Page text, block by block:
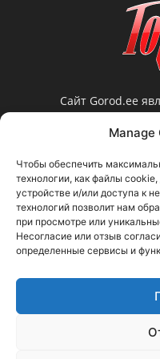
Manage
Чтобы обеспечить
технологии, как файлы
устройстве и/или доступа к
технологий позволит нам
при просмотре или
Несогласие или отзыв
определенные сервисы и
Сайт Gorod.ee
нарвской
Редакция не
рекламных
Свяжитесь с